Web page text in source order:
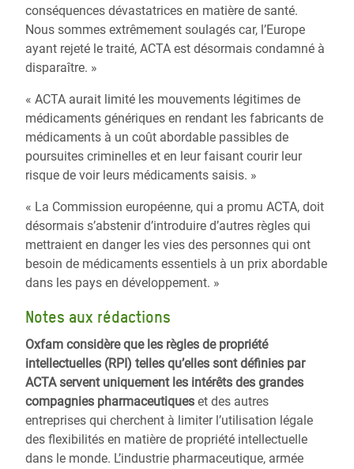
conséquences dévastatrices en matière de santé.
Nous sommes extrêmement soulagés car, l’Europe
ayant rejeté le traité, ACTA est désormais condamné à
disparaître. »
« ACTA aurait limité les mouvements légitimes de
médicaments génériques en rendant les fabricants de
médicaments à un coût abordable passibles de
poursuites criminelles et en leur faisant courir leur
risque de voir leurs médicaments saisis. »
« La Commission européenne, qui a promu ACTA, doit
désormais s’abstenir d’introduire d’autres règles qui
mettraient en danger les vies des personnes qui ont
besoin de médicaments essentiels à un prix abordable
dans les pays en développement. »
Notes aux rédactions
Oxfam considère que les règles de propriété
intellectuelles (RPI) telles qu’elles sont définies par
ACTA servent uniquement les intérêts des grandes
compagnies pharmaceutiques et des autres
entreprises qui cherchent à limiter l’utilisation légale
des flexibilités en matière de propriété intellectuelle
dans le monde. L’industrie pharmaceutique, armée